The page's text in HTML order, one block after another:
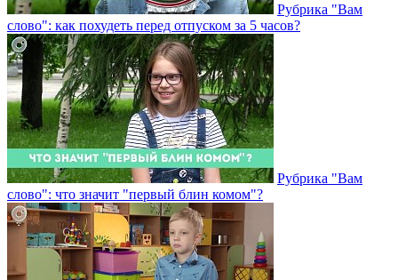
Рубрика "Вам
слово": как похудеть перед отпуском за 5 часов?
Рубрика "Вам
слово": что значит "первый блин комом"?